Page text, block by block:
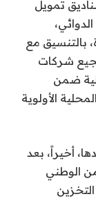
تمويل
بالتنسيق مع
شركات
ضمن
الأولوية
أخيراً، بعد
الوطني